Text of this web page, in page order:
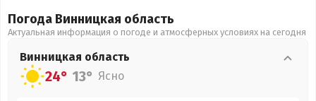
Погода Винницкая область
Актуальная информация о погоде и атмосферных условиях на сегодня
Винницкая область
24° 13° Ясно